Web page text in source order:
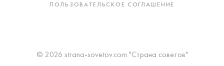
ПОЛЬЗОВАТЕЛЬСКОЕ СОГЛАШЕНИЕ
© 2026 strana-sovetov.com "Страна советов"